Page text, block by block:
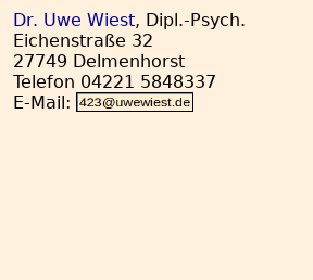
Dr. Uwe Wiest, Dipl.-Psych.
Eichenstraße 32
27749 Delmenhorst
Telefon 04221 5848337
E-Mail: